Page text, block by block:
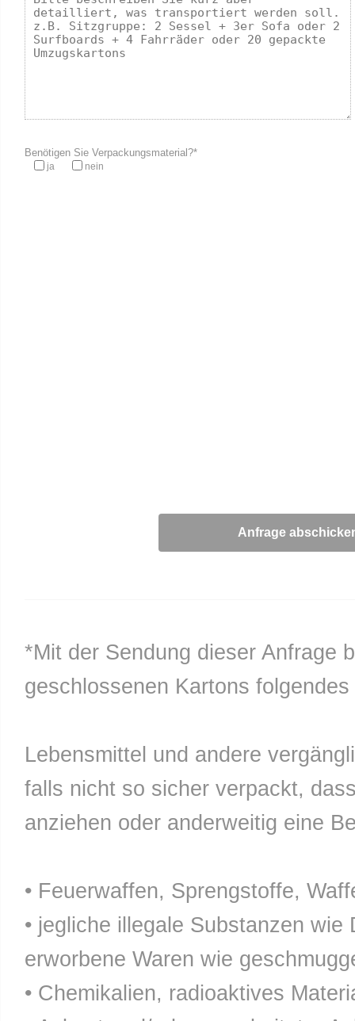
Benötigen Sie Verpackungsmaterial?*
ja nein
*Mit der Sendung dieser Anfrage
geschlossenen Kartons
Lebensmittel und andere
falls nicht so sicher verpackt,
anziehen oder anderweitig eine
• Feuerwaffen, Sprengstoffe,
• jegliche illegale Substanzen
erworbene Waren wie
• Chemikalien, radioaktives